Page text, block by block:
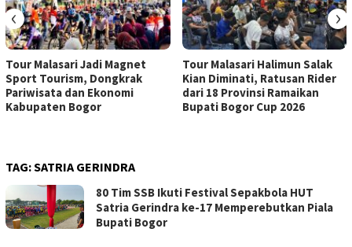
Tour Malasari Jadi Magnet
Sport Tourism, Dongkrak
Pariwisata dan Ekonomi
Kabupaten Bogor
Tour Malasari Halimun Salak
Kian Diminati, Ratusan Rider
dari 18 Provinsi Ramaikan
Bupati Bogor Cup 2026
‹ ›
TAG:SATRIA GERINDRA
80 Tim SSB Ikuti Festival Sepakbola HUT
Satria Gerindra ke-17 Memperebutkan Piala
Bupati Bogor